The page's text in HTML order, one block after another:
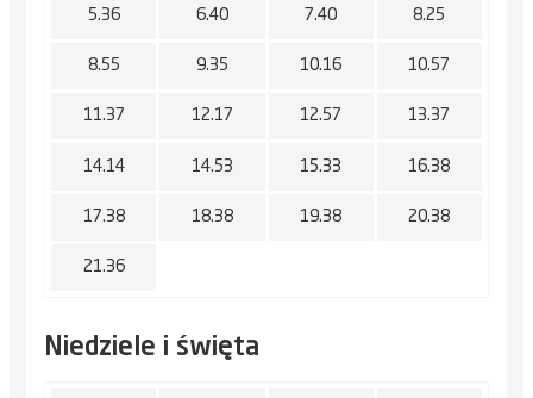
5.36 6.40 7.40 8.25
8.55 9.35 10.16 10.57
11.37 12.17 12.57 13.37
14.14 14.53 15.33 16.38
17.38 18.38 19.38 20.38
21.36
Niedziele i święta